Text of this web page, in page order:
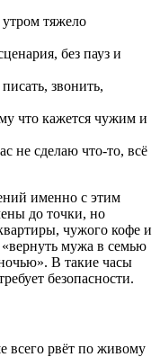
тяжело
без пауз и
звонить,
что кажется чужим и
не сделаю что-то, всё
именно с этим
до точки, но
чужого кофе и
мужа в семью
В такие часы
безопасности.
всего рвёт по живому